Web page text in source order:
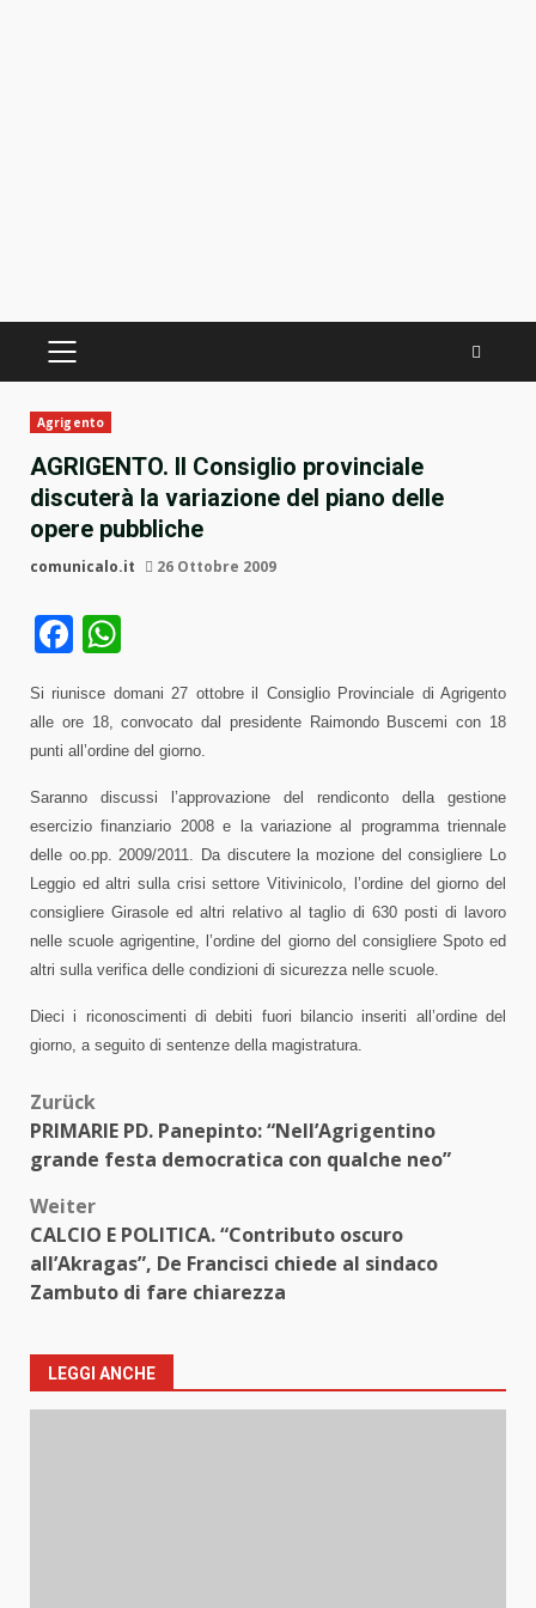
PRIMÄRES
Agrigento
AGRIGENTO. Il Consiglio provinciale
discuterà la variazione del piano delle
opere pubbliche
comunicalo.it 26 Ottobre 2009
Facebook
Si riunisce domani 27 ottobre il Consiglio Provinciale di Agrigento
alle ore 18, convocato dal presidente Raimondo Buscemi con 18
punti all’ordine del giorno.
Saranno discussi l’approvazione del rendiconto della gestione
esercizio finanziario 2008 e la variazione al programma triennale
delle oo.pp. 2009/2011. Da discutere la mozione del consigliere Lo
Leggio ed altri sulla crisi settore Vitivinicolo, l’ordine del giorno del
consigliere Girasole ed altri relativo al taglio di 630 posti di lavoro
nelle scuole agrigentine, l’ordine del giorno del consigliere Spoto ed
altri sulla verifica delle condizioni di sicurezza nelle scuole.
Dieci i riconoscimenti di debiti fuori bilancio inseriti all’ordine del
giorno, a seguito di sentenze della magistratura.
Beitragsnavigation
Zurück
PRIMARIE PD. Panepinto: “Nell’Agrigentino
grande festa democratica con qualche neo”
Weiter
CALCIO E POLITICA. “Contributo oscuro
all’Akragas”, De Francisci chiede al sindaco
Zambuto di fare chiarezza
LEGGI ANCHE